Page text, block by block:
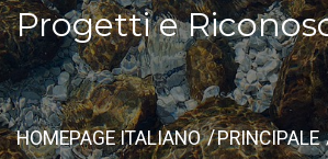
Progetti e
HOMEPAGE ITALIANO PRINCIPALE